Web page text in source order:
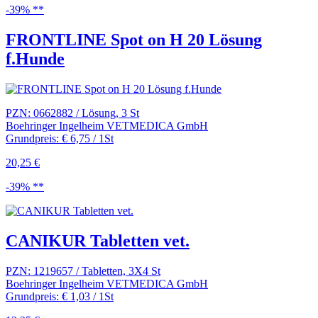
-39% **
FRONTLINE Spot on H 20 Lösung
f.Hunde
PZN: 0662882 / Lösung, 3 St
Boehringer Ingelheim VETMEDICA GmbH
Grundpreis: € 6,75 / 1St
20,25 €
-39% **
CANIKUR Tabletten vet.
PZN: 1219657 / Tabletten, 3X4 St
Boehringer Ingelheim VETMEDICA GmbH
Grundpreis: € 1,03 / 1St